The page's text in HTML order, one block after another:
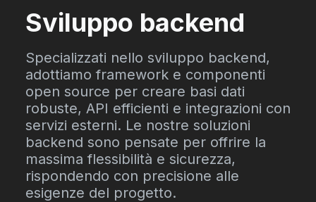
Sviluppo backend
Specializzati nello sviluppo backend,
adottiamo framework e componenti
open source per creare basi dati
robuste, API efficienti e integrazioni con
servizi esterni. Le nostre soluzioni
backend sono pensate per offrire la
massima flessibilità e sicurezza,
rispondendo con precisione alle
esigenze del progetto.